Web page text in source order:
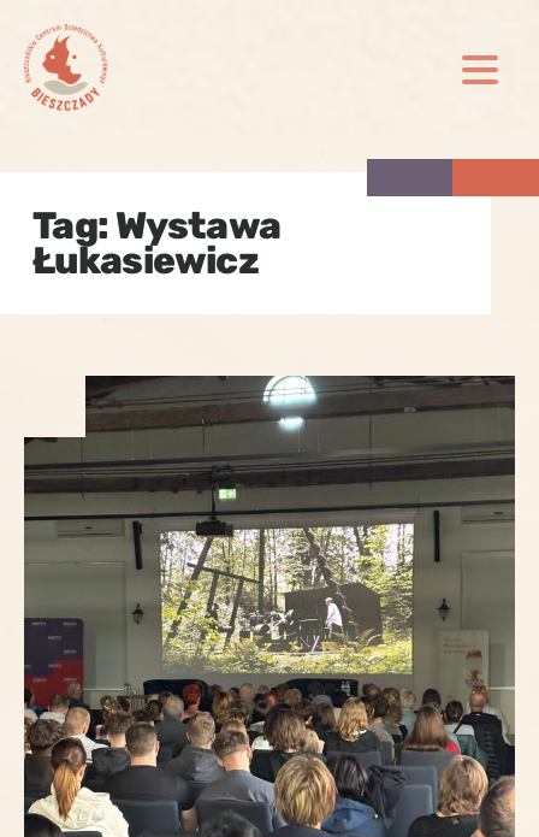
content
Tag: Wystawa
Łukasiewicz